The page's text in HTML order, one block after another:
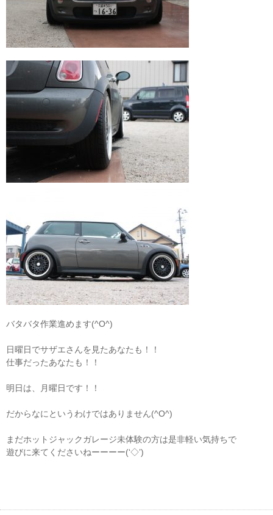
バタバタ作業進めます(^O^)
日曜日でサザエさんを見たあなたも！！
仕事だったあなたも！！
明日は、月曜日です！！
だからなにというわけではありません(^O^)
まだホットジャックガレージ未体験の方は是非軽い気持ちで
遊びに来てくださいねーーーー(‘◇’)ゞ